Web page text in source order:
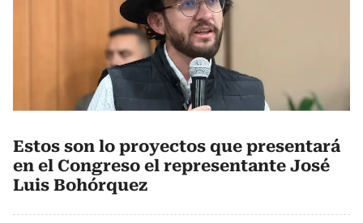
Estos son lo proyectos que presentará
en el Congreso el representante José
Luis Bohórquez